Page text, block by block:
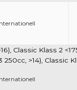
Classic Klass 2
250cc, >14),